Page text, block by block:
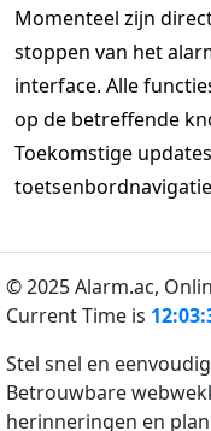
Momenteel zijn
stoppen van het
interface. Alle
op de betreffende
Toekomstige
© 2025 Alarm.ac,
Current Time is
Stel snel en
Betrouwbare
herinneringen en